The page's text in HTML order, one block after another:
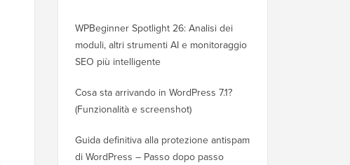
WPBeginner Spotlight 26: Analisi dei
moduli, altri strumenti AI e monitoraggio
SEO più intelligente
Cosa sta arrivando in WordPress 7.1?
(Funzionalità e screenshot)
Guida definitiva alla protezione antispam
di WordPress – Passo dopo passo